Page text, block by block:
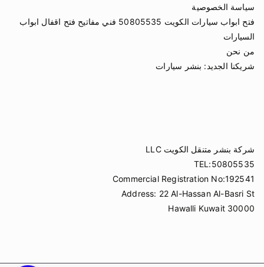
سياسة الخصوصية
فتح ابواب سيارات الكويت 50805535 فني مفاتيح فتح اقفال ابواب
السيارات
من نحن
شريكنا الجديد: بنشر سيارات
شركة بنشر متنقل الكويت LLC
TEL:50805535
Commercial Registration No:192541
Address: 22 Al-Hassan Al-Basri St
Hawalli Kuwait 30000